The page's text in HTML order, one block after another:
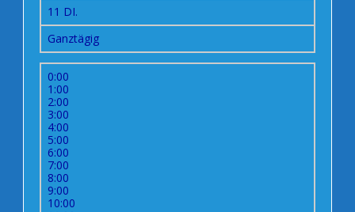
11 DI.
Ganztägig
0:00
1:00
2:00
3:00
4:00
5:00
6:00
7:00
8:00
9:00
10:00